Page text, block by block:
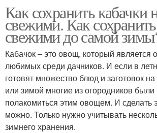
Как сохранить кабачки
свежими. Как
свежими до самой
Кабачок – это овощ, который является
любимых среди дачников. И если в
готовят множество блюд и заготовок
или зимой многие из огородников
полакомиться этим овощем. И сделать
можно. Только нужно учитывать
зимнего хранения.